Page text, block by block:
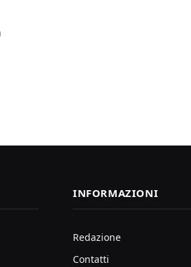
INFORMAZIONI
Redazione
Contatti